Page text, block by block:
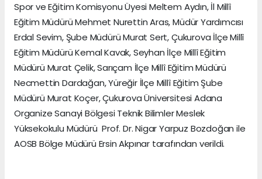
Spor ve Eğitim Komisyonu Üyesi Meltem Aydın, İl Millî
Eğitim Müdürü Mehmet Nurettin Aras, Müdür Yardımcısı
Erdal Sevim, Şube Müdürü Murat Sert, Çukurova İlçe Millî
Eğitim Müdürü Kemal Kavak, Seyhan İlçe Millî Eğitim
Müdürü Murat Çelik, Sarıçam İlçe Millî Eğitim Müdürü
Necmettin Dardağan, Yüreğir İlçe Millî Eğitim Şube
Müdürü Murat Koçer, Çukurova Üniversitesi Adana
Organize Sanayi Bölgesi Teknik Bilimler Meslek
Yüksekokulu Müdürü Prof. Dr. Nigar Yarpuz Bozdoğan ile
AOSB Bölge Müdürü Ersin Akpınar tarafından verildi.